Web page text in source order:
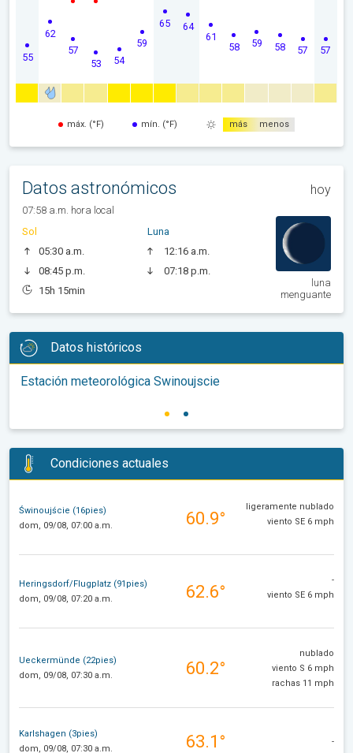
55
62
57
53 54
59
65 64
61
58 59 58 57 57
máx. (°F) mín. (°F) más menos
Datos astronómicos hoy
07:58 a.m. hora local
Sol
05:30 a.m.
08:45 p.m.
15h 15min
Luna
12:16 a.m.
07:18 p.m.
luna
menguante
Datos históricos
Estación meteorológica Swinoujscie
Condiciones actuales
Świnoujście (16pies)
dom, 09/08, 07:00 a.m.
60.9°
ligeramente nublado
viento SE 6 mph
Heringsdorf/Flugplatz (91pies)
dom, 09/08, 07:20 a.m.
62.6°
-
viento SE 6 mph
Ueckermünde (22pies)
dom, 09/08, 07:30 a.m.
60.2°
nublado
viento S 6 mph
rachas 11 mph
Karlshagen (3pies)
dom, 09/08, 07:30 a.m.
63.1° -